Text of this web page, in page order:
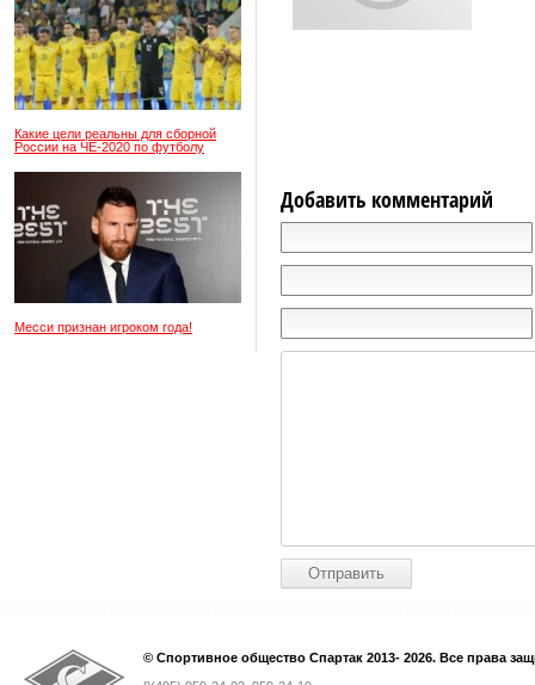
Какие цели реальны для сборной
России на ЧЕ-2020 по футболу
Месси признан игроком года!
Добавить комментарий
© Спортивное общество Спартак 2013- 2026. Все права